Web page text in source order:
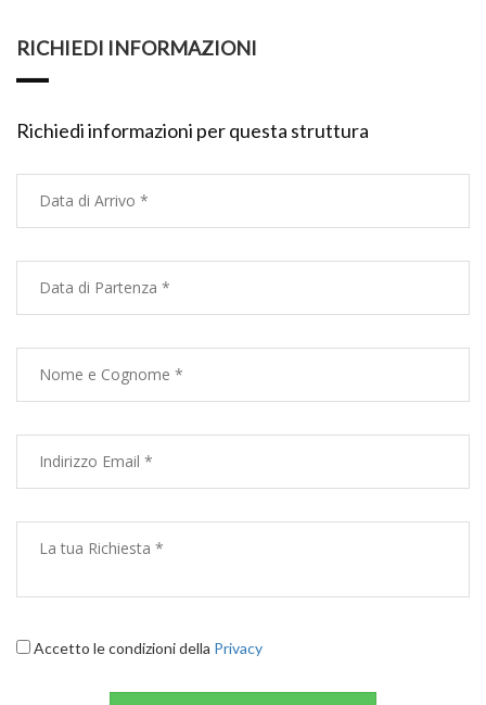
RICHIEDI INFORMAZIONI
Richiedi informazioni per questa struttura
Accetto le condizioni della Privacy